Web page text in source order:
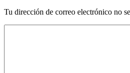
Tu dirección de correo electrónico no